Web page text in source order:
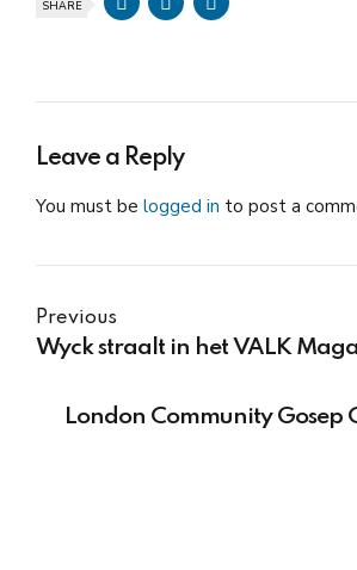
SHARE
Leave a Reply
You must be logged in to post a
Previous
Wyck straalt in het VALK
London Community Gosep